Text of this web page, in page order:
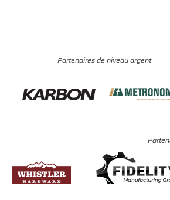
Partenaires de niveau argent